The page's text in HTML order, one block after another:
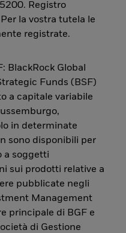
Registro
la vostra tutela le
registrate.
BlackRock Global
Funds (BSF)
a capitale variabile
in determinate
sono disponibili per
a soggetti
sui prodotti relative a
pubblicate negli
Management
principale di BGF e
di Gestione